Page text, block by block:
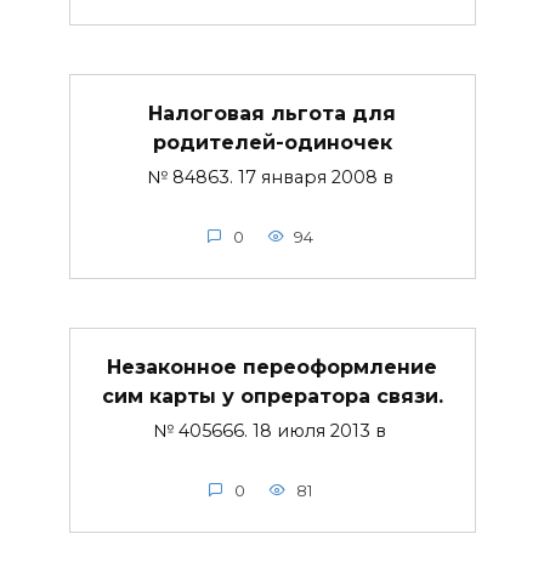
Налоговая льгота для
родителей-одиночек
№ 84863. 17 января 2008 в
0 94
Незаконное переоформление
сим карты у опрератора связи.
№ 405666. 18 июля 2013 в
0 81